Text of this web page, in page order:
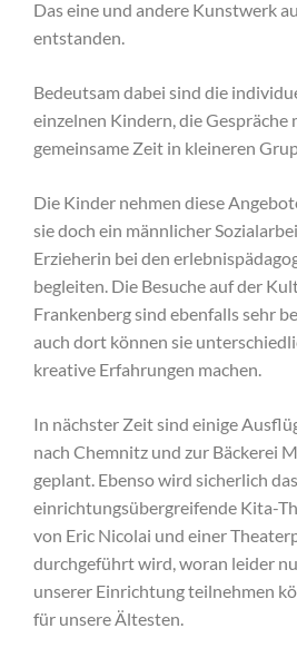
Das eine und andere Kunstwerk
entstanden.
Bedeutsam dabei sind die
einzelnen Kindern, die Gespräche
gemeinsame Zeit in kleineren
Die Kinder nehmen diese
sie doch ein männlicher
Erzieherin bei den
begleiten. Die Besuche auf der
Frankenberg sind ebenfalls sehr
auch dort können sie
kreative Erfahrungen machen.
In nächster Zeit sind einige
nach Chemnitz und zur Bäckerei
geplant. Ebenso wird sicherlich das
einrichtungsübergreifende Kita-
von Eric Nicolai und einer
durchgeführt wird, woran leider
unserer Einrichtung teilnehmen
für unsere Ältesten.